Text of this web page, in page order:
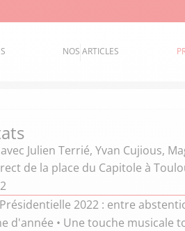
NOS ARTICLES
avec Julien Terrié, Yvan Cujious,
de la place du Capitole à
2022 : entre
d'année • Une touche musicale